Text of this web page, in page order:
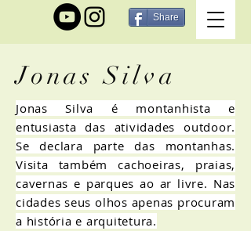
Share
Jonas Silva
Jonas Silva é montanhista e
entusiasta das atividades outdoor.
Se declara parte das montanhas.
Visita também cachoeiras, praias,
cavernas e parques ao ar livre. Nas
cidades seus olhos apenas procuram
a história e arquitetura.